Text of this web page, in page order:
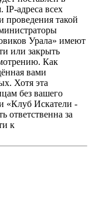
адреса всех
проведения такой
Урала» имеют
или закрыть
Как
вами
Хотя эта
без вашего
«Клуб Искатели -
ответственна за
к